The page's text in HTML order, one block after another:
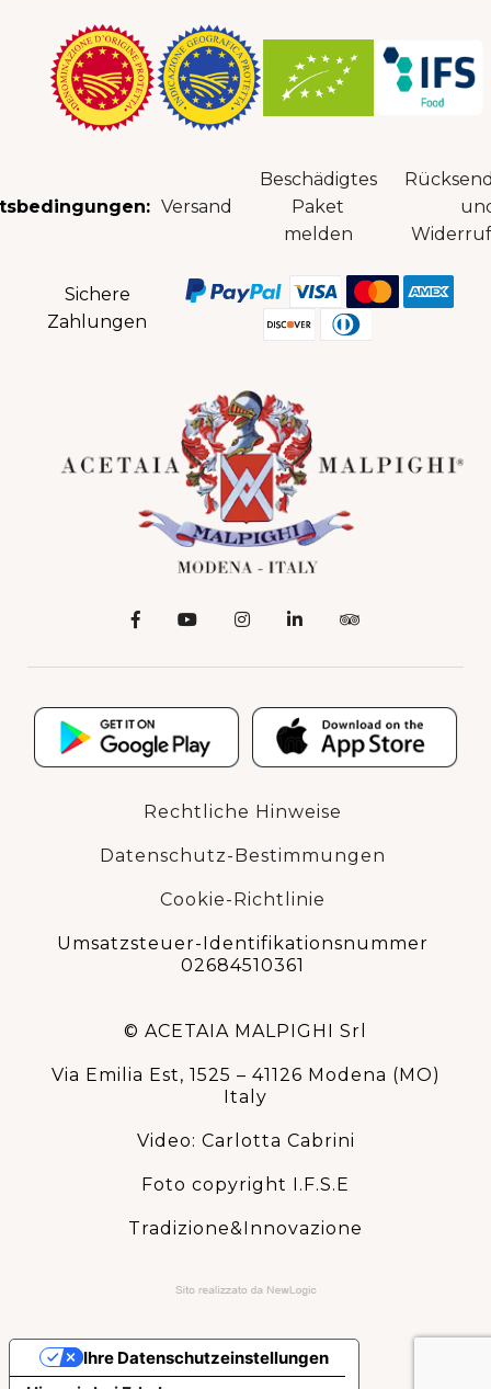
Versand
Beschädigtes
Paket
melden
Sichere
Zahlungen
Rechtliche Hinweise
Datenschutz-Bestimmungen
Cookie-Richtlinie
Umsatzsteuer-Identifikationsnummer
02684510361
© ACETAIA MALPIGHI Srl
Via Emilia Est, 1525 – 41126 Modena (MO)
Italy
Video: Carlotta Cabrini
Foto copyright I.F.S.E
Tradizione&Innovazione
Ihre Datenschutzeinstellungen